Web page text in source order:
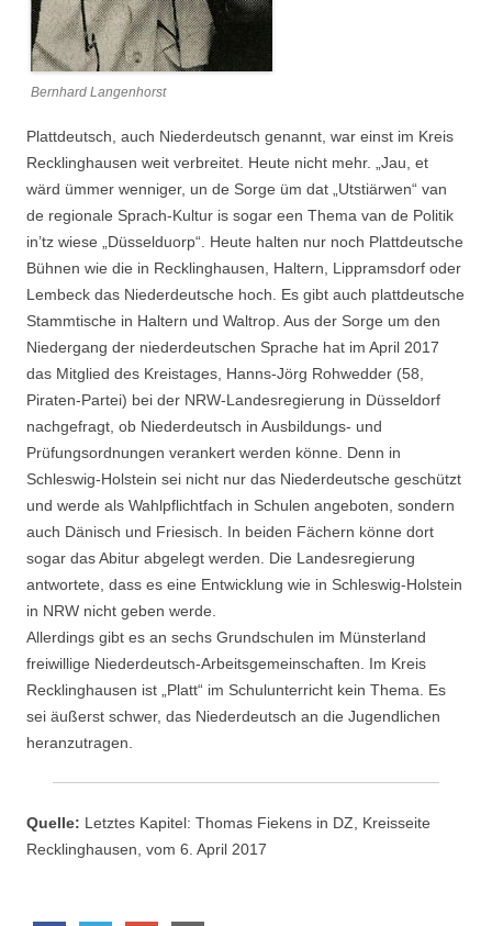
Bernhard Langenhorst
Plattdeutsch, auch Niederdeutsch genannt, war einst im Kreis
Recklinghausen weit verbreitet. Heute nicht mehr. „Jau, et
wärd ümmer wenniger, un de Sorge üm dat „Utstiärwen“ van
de regionale Sprach-Kultur is sogar een Thema van de Politik
in’tz wiese „Düsselduorp“. Heute halten nur noch Plattdeutsche
Bühnen wie die in Recklinghausen, Haltern, Lippramsdorf oder
Lembeck das Niederdeutsche hoch. Es gibt auch plattdeutsche
Stammtische in Haltern und Waltrop. Aus der Sorge um den
Niedergang der niederdeutschen Sprache hat im April 2017
das Mitglied des Kreistages, Hanns-Jörg Rohwedder (58,
Piraten-Partei) bei der NRW-Landesregierung in Düsseldorf
nachgefragt, ob Niederdeutsch in Ausbildungs- und
Prüfungsordnungen verankert werden könne. Denn in
Schleswig-Holstein sei nicht nur das Niederdeutsche geschützt
und werde als Wahlpflichtfach in Schulen angeboten, sondern
auch Dänisch und Friesisch. In beiden Fächern könne dort
sogar das Abitur abgelegt werden. Die Landesregierung
antwortete, dass es eine Entwicklung wie in Schleswig-Holstein
in NRW nicht geben werde.
Allerdings gibt es an sechs Grundschulen im Münsterland
freiwillige Niederdeutsch-Arbeitsgemeinschaften. Im Kreis
Recklinghausen ist „Platt“ im Schulunterricht kein Thema. Es
sei äußerst schwer, das Niederdeutsch an die Jugendlichen
heranzutragen.
Quelle: Letztes Kapitel: Thomas Fiekens in DZ, Kreisseite
Recklinghausen, vom 6. April 2017